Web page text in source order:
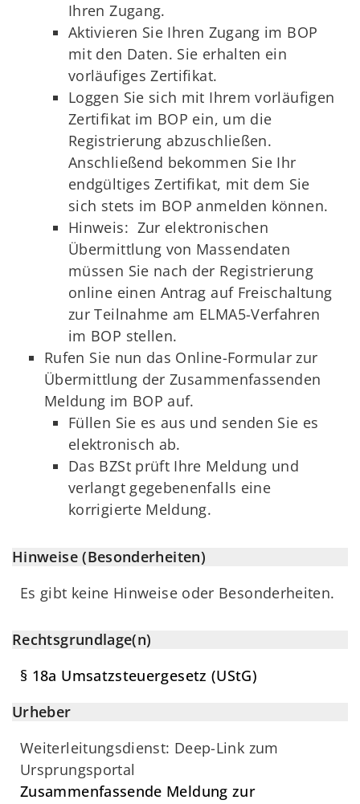
Ihren Zugang.
Aktivieren Sie Ihren Zugang im BOP
mit den Daten. Sie erhalten ein
vorläufiges Zertifikat.
Loggen Sie sich mit Ihrem vorläufigen
Zertifikat im BOP ein, um die
Registrierung abzuschließen.
Anschließend bekommen Sie Ihr
endgültiges Zertifikat, mit dem Sie
sich stets im BOP anmelden können.
Hinweis: Zur elektronischen
Übermittlung von Massendaten
müssen Sie nach der Registrierung
online einen Antrag auf Freischaltung
zur Teilnahme am ELMA5-Verfahren
im BOP stellen.
Rufen Sie nun das Online-Formular zur
Übermittlung der Zusammenfassenden
Meldung im BOP auf.
Füllen Sie es aus und senden Sie es
elektronisch ab.
Das BZSt prüft Ihre Meldung und
verlangt gegebenenfalls eine
korrigierte Meldung.
Hinweise (Besonderheiten)
Es gibt keine Hinweise oder Besonderheiten.
Rechtsgrundlage(n)
§ 18a Umsatzsteuergesetz (UStG)
Urheber
Weiterleitungsdienst: Deep-Link zum
Ursprungsportal
Zusammenfassende Meldung zur